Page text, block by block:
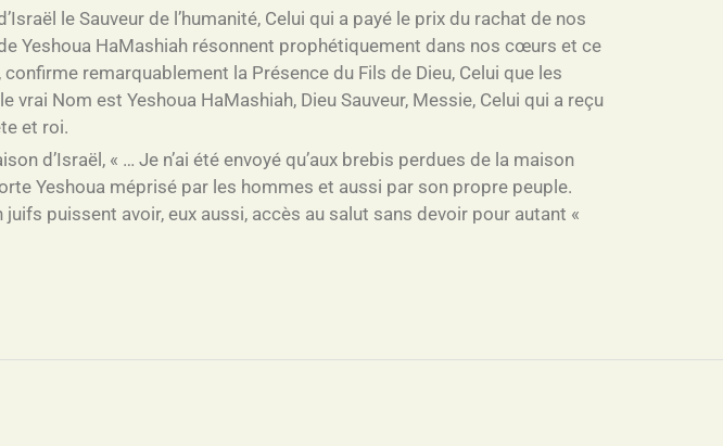
le Sauveur de l’humanité, Celui qui a payé le prix du rachat de nos
Yeshoua HaMashiah résonnent prophétiquement dans nos cœurs et ce
remarquablement la Présence du Fils de Dieu, Celui que les
Nom est Yeshoua HaMashiah, Dieu Sauveur, Messie, Celui qui a reçu
et roi.
d’Israël, « … Je n’ai été envoyé qu’aux brebis perdues de la maison
Yeshoua méprisé par les hommes et aussi par son propre peuple.
puissent avoir, eux aussi, accès au salut sans devoir pour autant «